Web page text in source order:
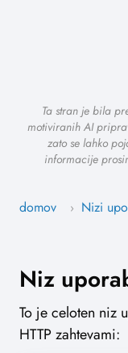
Ta stran je bila
motiviranih AI
zato se lahko
informacije
domov › Nizi
Niz
To je celoten niz
HTTP zahtevami: